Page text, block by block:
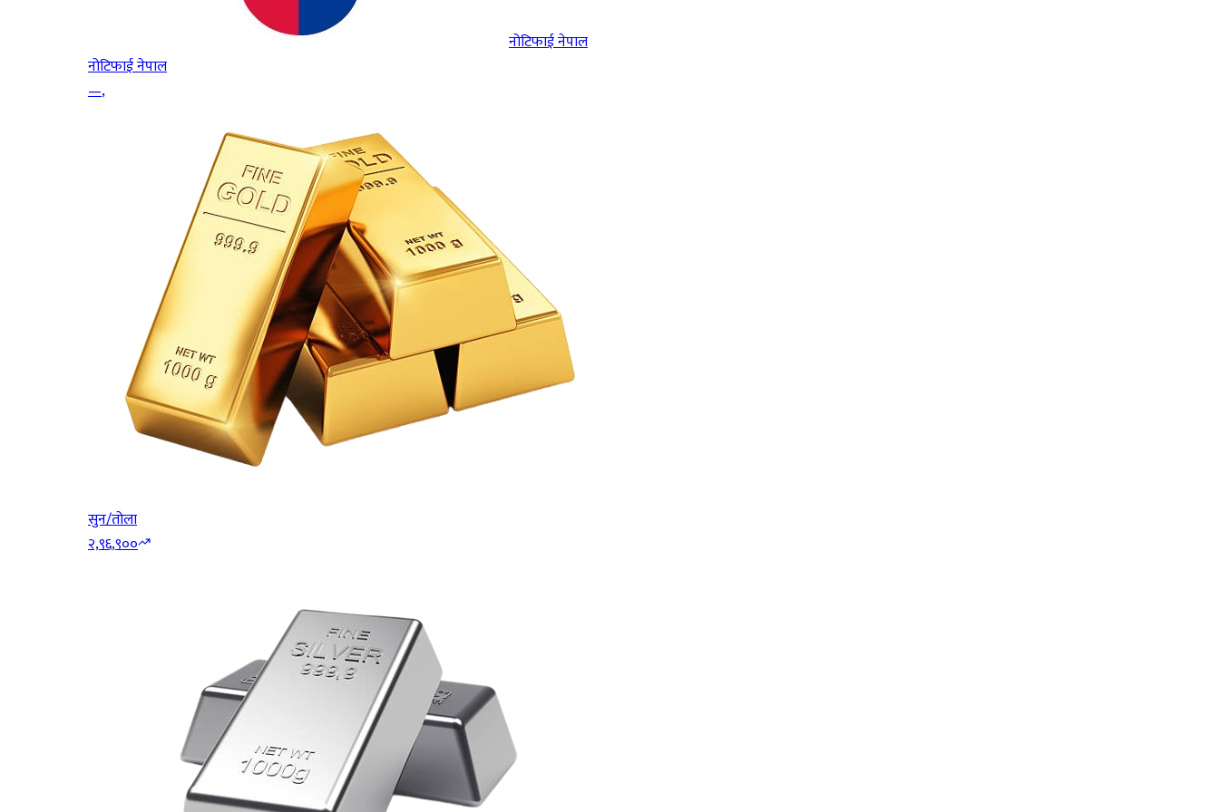
नोटिफाई नेपाल
नोटिफाई नेपाल
—,
सुन/तोला
२,९६,९००